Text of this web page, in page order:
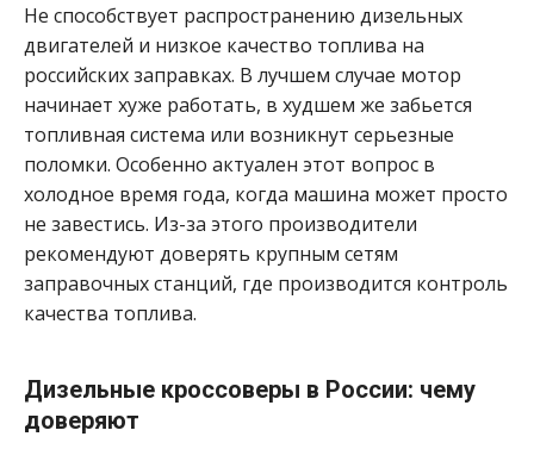
Не способствует распространению дизельных
двигателей и низкое качество топлива на
российских заправках. В лучшем случае мотор
начинает хуже работать, в худшем же забьется
топливная система или возникнут серьезные
поломки. Особенно актуален этот вопрос в
холодное время года, когда машина может просто
не завестись. Из-за этого производители
рекомендуют доверять крупным сетям
заправочных станций, где производится контроль
качества топлива.
Дизельные кроссоверы в России: чему
доверяют